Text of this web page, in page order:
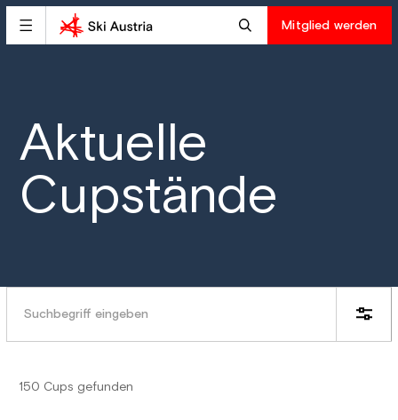
Mitglied werden
Aktuelle
Cupstände
150 Cups gefunden